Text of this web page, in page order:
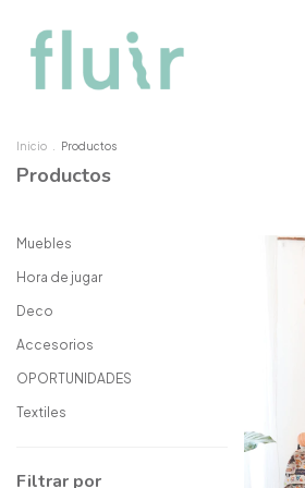
Inicio Productos
Productos
Muebles
Hora de jugar
Deco
Accesorios
OPORTUNIDADES
Textiles
Filtrar por